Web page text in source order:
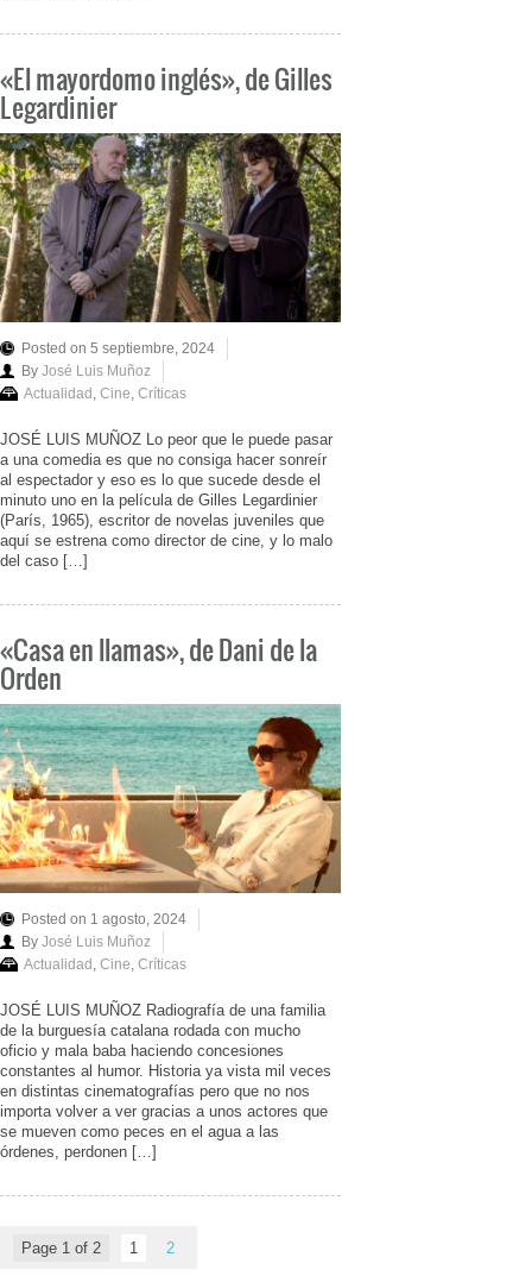
«El mayordomo inglés», de Gilles
Legardinier
Posted on 5 septiembre, 2024
By José Luis Muñoz
Actualidad , Cine, Críticas
JOSÉ LUIS MUÑOZ Lo peor que le puede pasar
a una comedia es que no consiga hacer sonreír
al espectador y eso es lo que sucede desde el
minuto uno en la película de Gilles Legardinier
(París, 1965), escritor de novelas juveniles que
aquí se estrena como director de cine, y lo malo
del caso […]
«Casa en llamas», de Dani de la
Orden
Posted on 1 agosto, 2024
By José Luis Muñoz
Actualidad , Cine, Críticas
JOSÉ LUIS MUÑOZ Radiografía de una familia
de la burguesía catalana rodada con mucho
oficio y mala baba haciendo concesiones
constantes al humor. Historia ya vista mil veces
en distintas cinematografías pero que no nos
importa volver a ver gracias a unos actores que
se mueven como peces en el agua a las
órdenes, perdonen […]
Page 1 of 2 1 2